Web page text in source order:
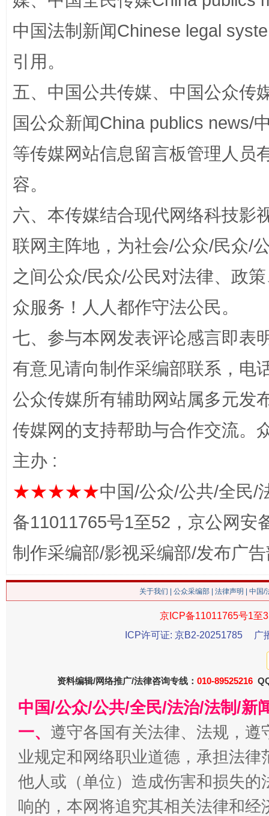
招工难、用工荒背后
网上购药对药下症？
这是一记警钟！ 谢
在谋一域中谋全局
中国法制新闻Chinese legal
引用。
五、中国公共传媒、中国公众传
国公众新闻China publics news/
等传媒网站信息留言板管理人员
容。
六、本传媒结合现代网络科技影
联网主阵地，为社会/公众/民众/
之间公众/民众/公民对法律、政
众服务！人人都作守法公民。
七、参与本网发表评论感言即表
有意见请向制作采编部联系，电
公众传媒所有辅助网站属多元发
传媒网的支持帮助与合作交流。
主办 :
★★★★★中国/公众/公共/全民/
备11011765号1至52，京公网安
制作采编部/影视采编部/发布广
关于我们 公众采编部 法律声明 | 中国
京ICP备11011765号1至
ICP许可证: 京B2-20251785
广
资料编辑/网络推广/法律咨询专线： 010-89525216
中国/公众/公共/全民/法治/法制/新
一、 遵守各国有关法律、法规，
业规定和网络职业道德，承担法
他人或（单位）造成伤害和损失
响的，本网将追究其相关法律和